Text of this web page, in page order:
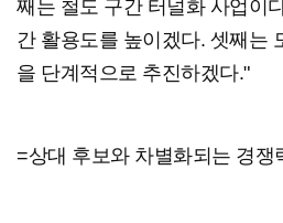
째는 철도 구간 터널화 사업이
간 활용도를 높이겠다. 셋째는
을 단계적으로 추진하겠다."
=상대 후보와 차별화되는 경쟁